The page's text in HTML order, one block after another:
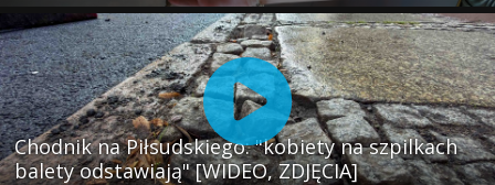
Chodnik na Piłsudskiego: "kobiety na szpilkach
balety odstawiają" [WIDEO, ZDJĘCIA]